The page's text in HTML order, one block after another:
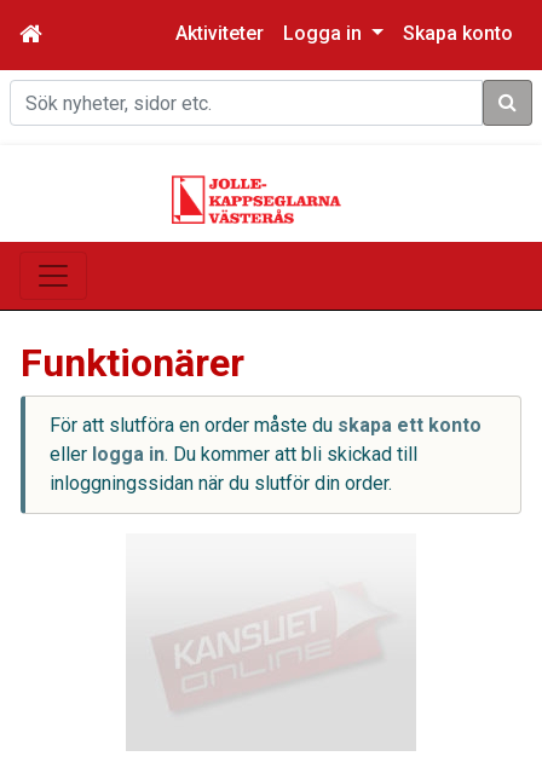
Aktiviteter Logga in Skapa konto
Sök
Funktionärer
För att slutföra en order måste du skapa ett konto
eller logga in. Du kommer att bli skickad till
inloggningssidan när du slutför din order.